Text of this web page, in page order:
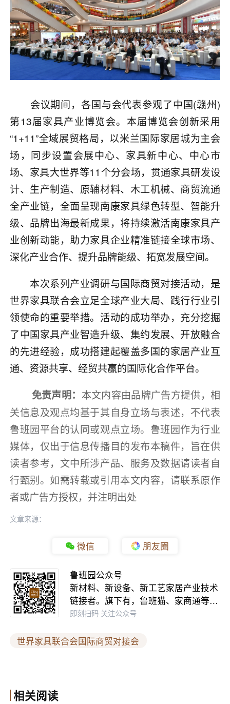
会议期间，各国与会代表参观了中国(赣州)
第13届家具产业博览会。本届博览会创新采用
“1+11”全域展贸格局，以米兰国际家居城为主会
场，同步设置会展中心、家具新中心、中心市
场、家具大世界等11个分会场，贯通家具研发设
计、生产制造、原辅材料、木工机械、商贸流通
全产业链，全面呈现南康家具绿色转型、智能升
级、品牌出海最新成果，将持续激活南康家具产
业创新动能，助力家具企业精准链接全球市场、
深化产业合作、提升品牌能级、拓宽发展空间。
本次系列产业调研与国际商贸对接活动，是
世界家具联合会立足全球产业大局、践行行业引
领使命的重要举措。活动的成功举办，充分挖掘
了中国家具产业智造升级、集约发展、开放融合
的先进经验，成功搭建起覆盖多国的家居产业互
通、资源共享、经贸共赢的国际化合作平台。
免责声明： 本文内容由品牌广告方提供，相
关信息及观点均基于其自身立场与表述，不代表
鲁班园平台的认同或观点立场。鲁班园作为行业
媒体，仅出于信息传播目的发布本稿件，旨在供
读者参考，文中所涉产品、服务及数据请读者自
行甄别。如需转载或引用本文内容，请联系原作
者或广告方授权，并注明出处
文章来源：
微信 朋友圈
鲁班园公众号
新材料、新设备、新工艺家居产业技术
链接者。旗下有，鲁班猫、家商通等…
即刻扫码 关注公众号
世界家具联合会国际商贸对接会
相关阅读